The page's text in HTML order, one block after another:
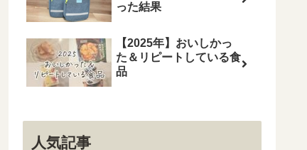
った結果
【2025年】おいしかっ
た＆リピートしている食
品
人気記事